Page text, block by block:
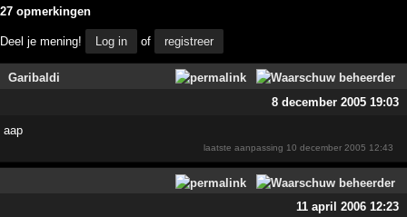
27 opmerkingen
Deel je mening! Log in of registreer
Garibaldi
8 december 2005 19:03
aap
laatste aanpassing 10 december 2005 12:43
11 april 2006 12:23